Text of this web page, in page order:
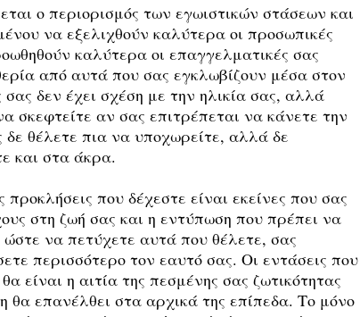
ο περιορισμός των εγωιστικών στάσεων και
να εξελιχθούν καλύτερα οι προσωπικές
καλύτερα οι επαγγελματικές σας
από αυτά που σας εγκλωβίζουν μέσα στον
σας δεν έχει σχέση με την ηλικία σας, αλλά
σκεφτείτε αν σας επιτρέπεται να κάνετε την
θέλετε πια να υποχωρείτε, αλλά δε
και στα άκρα.
που δέχεστε είναι εκείνες που σας
στη ζωή σας και η εντύπωση που πρέπει να
να πετύχετε αυτά που θέλετε, σας
περισσότερο τον εαυτό σας. Οι εντάσεις που
είναι η αιτία της πεσμένης σας ζωτικότητας
θα επανέλθει στα αρχικά της επίπεδα. Το μόνο